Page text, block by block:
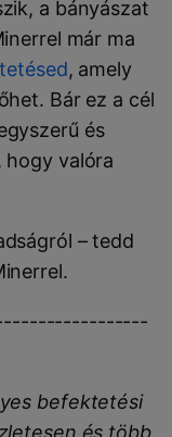
a bányászat
már ma
, amely
Bár ez a cél
és
hogy valóra
– tedd
befektetési
és több